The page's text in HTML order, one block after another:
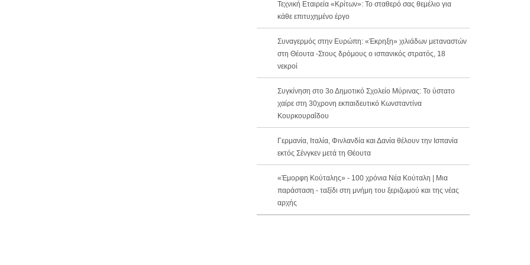
Τεχνική Εταιρεία «Κρίτων»: Το σταθερό σας θεμέλιο για
κάθε επιτυχημένο έργο
Συναγερμός στην Ευρώπη: «Έκρηξη» χιλιάδων μεταναστών
στη Θέουτα -Στους δρόμους ο ισπανικός στρατός, 18
νεκροί
Συγκίνηση στο 3ο Δημοτικό Σχολείο Μύρινας: Το ύστατο
χαίρε στη 30χρονη εκπαιδευτικό Κωνσταντίνα
Κουρκουραΐδου
Γερμανία, Ιταλία, Φινλανδία και Δανία θέλουν την Ισπανία
εκτός Σένγκεν μετά τη Θέουτα
«Έμορφη Κούταλης» - 100 χρόνια Νέα Κούταλη | Μια
παράσταση - ταξίδι στη μνήμη του ξεριζωμού και της νέας
αρχής